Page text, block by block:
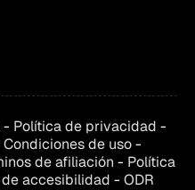
- Política de privacidad -
Condiciones de uso-
de afiliación - Política
accesibilidad - ODR